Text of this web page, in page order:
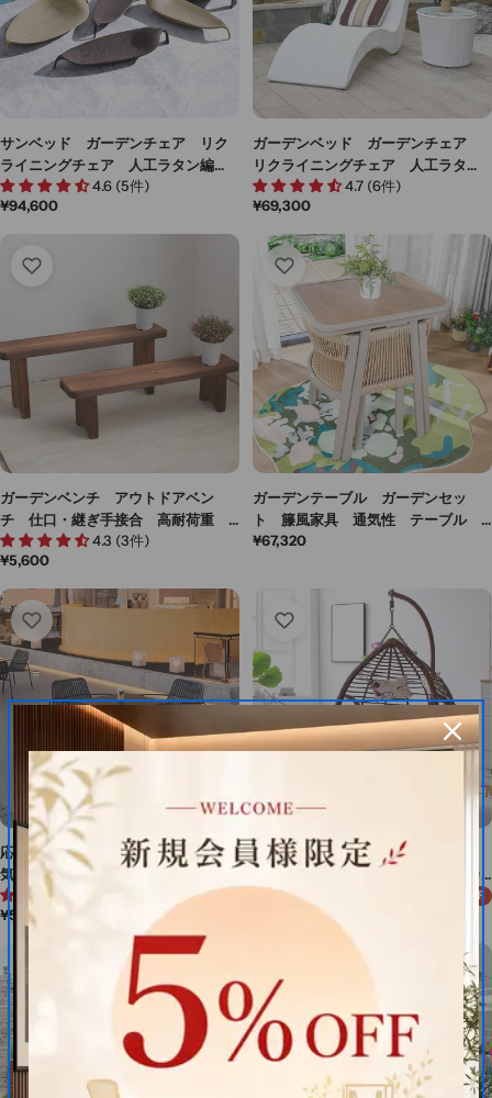
サンベッド ガーデンチェア リク
ライニングチェア 人工ラタン編
み ポリエチレン籐 耐候性 アル
ミ合金フレーム ブラック カー
キ カスタマイズ可能 HWYZ-
4.6 (5件)
通
¥94,600
ガーデンベッド ガーデンチェア
リクライニングチェア 人工ラタ
ン ポリエチレンラタン アルミ合
金フレーム シンプルデザイン ブ
ラック カスタマイズ可能 HWYZ-
M001
4.7 (6件)
通
¥69,300
ガーデンベンチ アウトドアベン
チ 仕口・継ぎ手接合 高耐荷重
長持ちしやすい 耐候性 スギ材
シンプル ナチュラル HWYZ-M-
003
4.3 (3件)
通
価
格
¥5,600
ガーデンテーブル ガーデンセッ
ト 籐風家具 通気性 テーブル
チェア デザイン性 爽やか ウォ
通
¥67,320
応接セット チェア テーブル 通
気性 シンプル セット 応接用
スタイリッシュ 組み合わせ カス
タマイズ可能 HWZY-MO54
通
格
¥52,920
吊り下げ式チェア チェア 一人
用 二人用 スチールフレーム カ
ジュアル ポリコットン ラタン
風 籐風 おしゃれ HWYZ-M-
¥39,229 20%OFF